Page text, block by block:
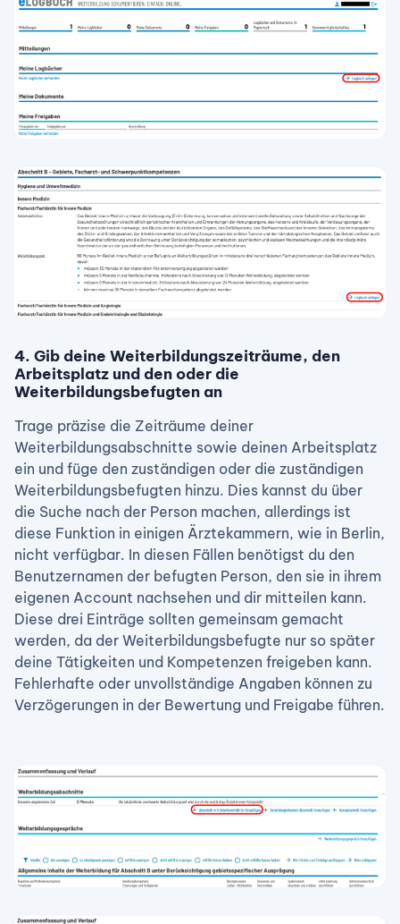
4. Gib deine Weiterbildungszeiträume, den
Arbeitsplatz und den oder die
Weiterbildungsbefugten an
Trage präzise die Zeiträume deiner
Weiterbildungsabschnitte sowie deinen Arbeitsplatz
ein und füge den zuständigen oder die zuständigen
Weiterbildungsbefugten hinzu. Dies kannst du über
die Suche nach der Person machen, allerdings ist
diese Funktion in einigen Ärztekammern, wie in Berlin,
nicht verfügbar. In diesen Fällen benötigst du den
Benutzernamen der befugten Person, den sie in ihrem
eigenen Account nachsehen und dir mitteilen kann.
Diese drei Einträge sollten gemeinsam gemacht
werden, da der Weiterbildungsbefugte nur so später
deine Tätigkeiten und Kompetenzen freigeben kann.
Fehlerhafte oder unvollständige Angaben können zu
Verzögerungen in der Bewertung und Freigabe führen.